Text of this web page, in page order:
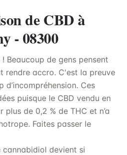
de CBD à
- 08300
Beaucoup de gens pensent
rendre accro. C'est la preuve
d’incompréhension. Ces
puisque le CBD vendu en
plus de 0,2 % de THC et n’a
Faites passer le
devient si